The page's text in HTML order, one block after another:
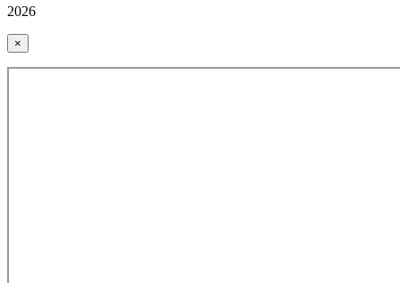
2026
×